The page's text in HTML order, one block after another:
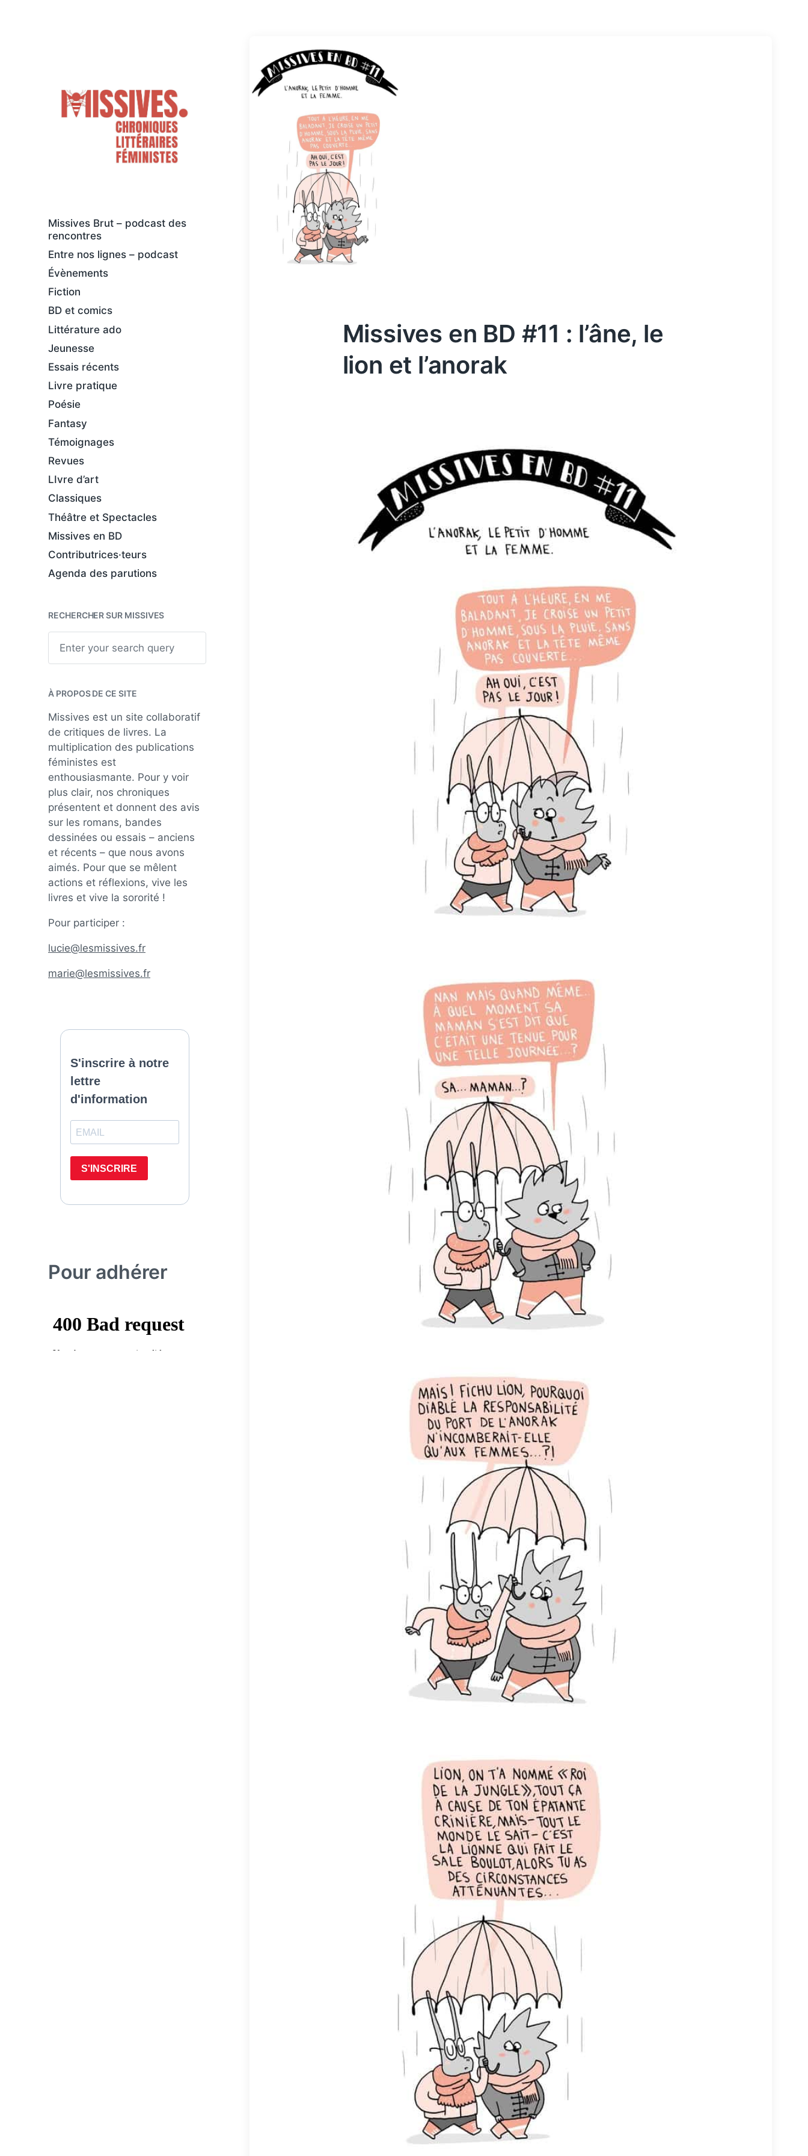
large
Missives Brut – podcast des
rencontres
Entre nos lignes – podcast
Évènements
Fiction
BD et comics
Littérature ado
Jeunesse
Essais récents
Livre pratique
Poésie
Fantasy
Témoignages
Revues
LIvre d’art
Classiques
Théâtre et Spectacles
Missives en BD
Contributrices·teurs
Agenda des parutions
RECHERCHER SUR MISSIVES
h
À PROPOS DE CE SITE
Missives est un site collaboratif
de critiques de livres. La
multiplication des publications
féministes est
enthousiasmante. Pour y voir
plus clair, nos chroniques
présentent et donnent des avis
sur les romans, bandes
dessinées ou essais – anciens
et récents – que nous avons
aimés. Pour que se mêlent
actions et réflexions, vive les
livres et vive la sororité !
Pour participer :
lucie@lesmissives.fr
marie@lesmissives.fr
Pour adhérer
Missives en BD #11 : l’âne, le
lion et l’anorak